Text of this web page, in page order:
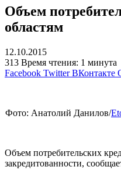
Объем
областям
12.10.2015
313 Время чтения: 1 минута
Facebook Twitter ВКонтакте
Фото: Анатолий Данилов/
Объем потребительских
закредитованности,